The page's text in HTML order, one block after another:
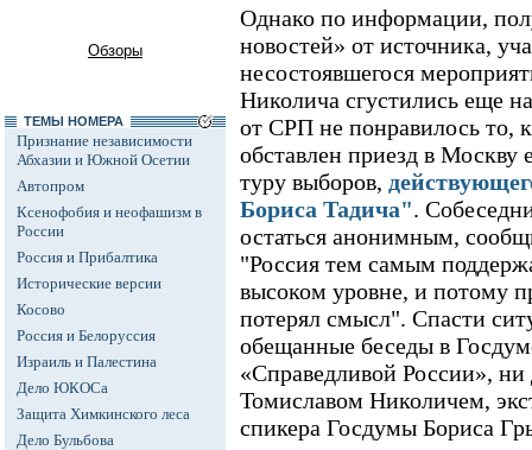
Обзоры
ТЕМЫ НОМЕРА
Признание независимости
Абхазии и Южной Осетии
Автопром
Ксенофобия и неофашизм в
России
Россия и Прибалтика
Исторические версии
Косово
Россия и Белоруссия
Израиль и Палестина
Дело ЮКОСа
Защита Химкинского леса
Дело Бульбова
Однако по информации,
новостей» от источника,
несостоявшегося
Николича сгустились еще
от СРП не понравилось то,
обставлен приезд в Москву
туру выборов,
Бориса Тадича".
остаться анонимным,
"Россия тем самым
высоком уровне, и потому
потерял смысл". Спасти
обещанные беседы в
«Справедливой России», ни
Томиславом Николичем,
спикера Госдумы Бориса